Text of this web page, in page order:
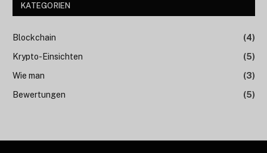
KATEGORIEN
Blockchain
(4)
Krypto-Einsichten
(5)
Wie man
(3)
Bewertungen
(5)